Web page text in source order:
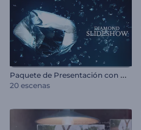
P
aquete de Presentación con Diamantes
20 escenas